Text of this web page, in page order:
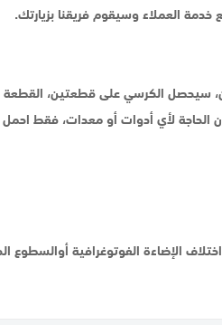
العملاء وسيقوم فريقنا بزيارتك.
سيحصل الكرسي على قطعتين،
الحاجة لأي أدوات أو معدات، فقط
الإضاءة الفوتوغرافية أوالسطوع